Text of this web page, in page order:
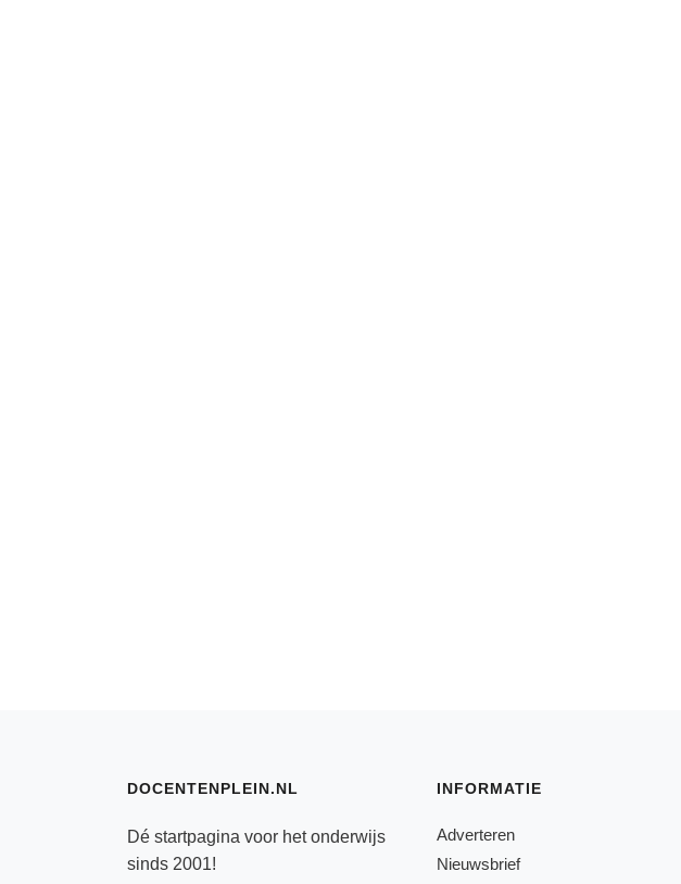
DOCENTENPLEIN.NL
Dé startpagina voor het onderwijs
sinds 2001!
INFORMATIE
Adverteren
Nieuwsbrief